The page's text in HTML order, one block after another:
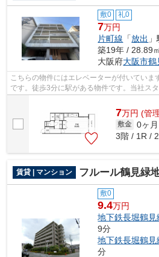
敷0 礼0
7万円
片町線 「放出
築19年 / 28.89
大阪府大阪市鶴
こちらの物件にはエレベーターが付いていま
です。徒歩3分に駅がある物件です。当社ス
7万円 (管
敷金 0ヶ月
3階 / 1R /
賃貸 | マンション フルール鶴見緑
敷0
9.4万円
地下鉄長堀鶴見
9分
地下鉄長堀鶴見
分